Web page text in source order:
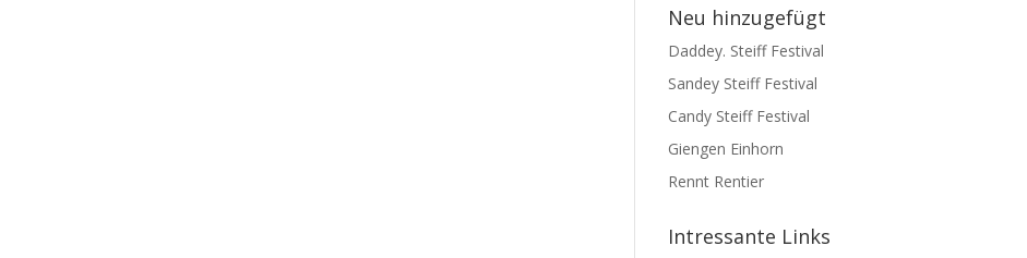
Neu hinzugefügt
Daddey. Steiff Festival
Sandey Steiff Festival
Candy Steiff Festival
Giengen Einhorn
Rennt Rentier
Intressante Links